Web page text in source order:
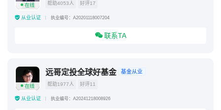
在线 帮助4053人 好评17
从业认证 执业编号：A20201118007204
联系TA
在线
远哥定投全球好基金 基金从业
帮助1977人 好评11
从业认证 执业编号：A20241218008926